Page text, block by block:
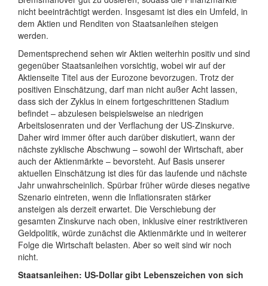
nicht beeinträchtigt werden. Insgesamt ist dies ein Umfeld, in
dem Aktien und Renditen von Staatsanleihen steigen
werden.
Dementsprechend sehen wir Aktien weiterhin positiv und sind
gegenüber Staatsanleihen vorsichtig, wobei wir auf der
Aktienseite Titel aus der Eurozone bevorzugen. Trotz der
positiven Einschätzung, darf man nicht außer Acht lassen,
dass sich der Zyklus in einem fortgeschrittenen Stadium
befindet – abzulesen beispielsweise an niedrigen
Arbeitslosenraten und der Verflachung der US-Zinskurve.
Daher wird immer öfter auch darüber diskutiert, wann der
nächste zyklische Abschwung – sowohl der Wirtschaft, aber
auch der Aktienmärkte – bevorsteht. Auf Basis unserer
aktuellen Einschätzung ist dies für das laufende und nächste
Jahr unwahrscheinlich. Spürbar früher würde dieses negative
Szenario eintreten, wenn die Inflationsraten stärker
ansteigen als derzeit erwartet. Die Verschiebung der
gesamten Zinskurve nach oben, inklusive einer restriktiveren
Geldpolitik, würde zunächst die Aktienmärkte und in weiterer
Folge die Wirtschaft belasten. Aber so weit sind wir noch
nicht.
Staatsanleihen: US-Dollar gibt Lebenszeichen von sich